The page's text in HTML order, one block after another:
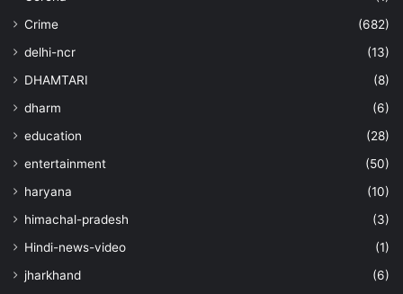
Crime
(682)
delhi-ncr
(13)
DHAMTARI
(8)
dharm
(6)
education
(28)
entertainment
(50)
haryana
(10)
himachal-pradesh
(3)
Hindi-news-video
(1)
jharkhand
(6)